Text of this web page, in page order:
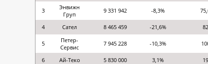
3
Энвижн
Груп
9 331 942 -8,3%
4 Сател 8 465 459 -21,6%
5
Петер-
Сервис
7 945 228 -10,3%
6 Ай-Теко 5 830 000 3,1%